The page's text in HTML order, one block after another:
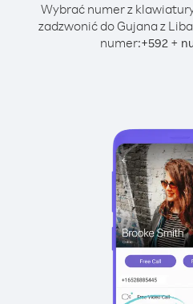
Wybrać numer z
zadzwonić do Gujana z
numer:+592 +